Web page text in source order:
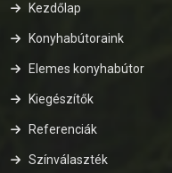
Kezdőlap
Konyhabútoraink
Elemes konyhabútor
Kiegészítők
Referenciák
Színválaszték